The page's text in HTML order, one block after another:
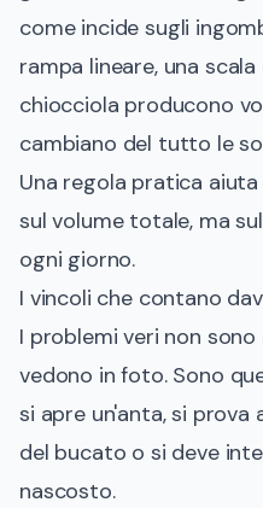
come incide sugli
rampa lineare, una
chiocciola producono
cambiano del tutto le
Una regola pratica
sul volume totale, ma
ogni giorno.
I vincoli che contano
I problemi veri non
vedono in foto. Sono
si apre un'anta, si prova
del bucato o si deve
nascosto.